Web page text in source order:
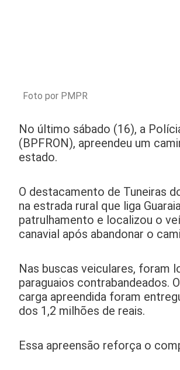
Foto por PMPR
No último sábado (16), a
(BPFRON), apreendeu um
estado.
O destacamento de Tuneiras
na estrada rural que liga
patrulhamento e localizou o
canavial após abandonar o
Nas buscas veiculares, foram
paraguaios contrabandeados.
carga apreendida foram
dos 1,2 milhões de reais.
Essa apreensão reforça o